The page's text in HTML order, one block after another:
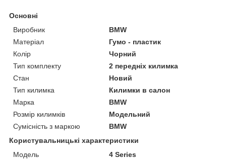
Основні
Виробник
BMW
Матеріал
Гумо - пластик
Колір
Чорний
Тип комплекту
2 передніх килимка
Стан
Новий
Тип килимка
Килимки в салон
Марка
BMW
Розмір килимків
Модельний
Сумісність з маркою
BMW
Користувальницькі характеристики
Модель
4 Series